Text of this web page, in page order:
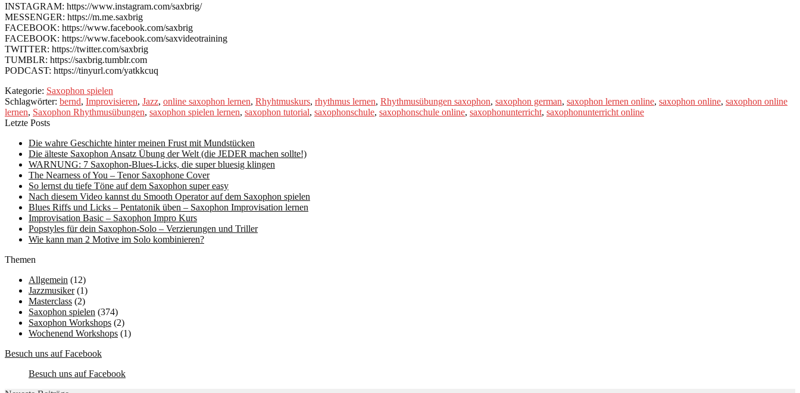
INSTAGRAM: https://www.instagram.com/saxbrig/
MESSENGER: https://m.me.saxbrig
FACEBOOK: https://www.facebook.com/saxbrig
FACEBOOK: https://www.facebook.com/saxvideotraining
TWITTER: https://twitter.com/saxbrig
TUMBLR: https://saxbrig.tumblr.com
PODCAST: https://tinyurl.com/yatkkcuq
Kategorie: Saxophon spielen
Schlagwörter: bernd, Improvisieren, Jazz, online saxophon lernen, Rhyhtmuskurs, rhythmus lernen, Rhythmusübungen saxophon, saxophon german, saxophon lernen online, saxophon online, saxophon online
lernen, Saxophon Rhythmusübungen, saxophon spielen lernen, saxophon tutorial, saxophonschule, saxophonschule online, saxophonunterricht, saxophonunterricht online
Letzte Posts
Die wahre Geschichte hinter meinen Frust mit Mundstücken
Die älteste Saxophon Ansatz Übung der Welt (die JEDER machen sollte!)
WARNUNG: 7 Saxophon-Blues-Licks, die super bluesig klingen
The Nearness of You – Tenor Saxophone Cover
So lernst du tiefe Töne auf dem Saxophon super easy
Nach diesem Video kannst du Smooth Operator auf dem Saxophon spielen
Blues Riffs und Licks – Pentatonik üben – Saxophon Improvisation lernen
Improvisation Basic – Saxophon Impro Kurs
Popstyles für dein Saxophon-Solo – Verzierungen und Triller
Wie kann man 2 Motive im Solo kombinieren?
Themen
Allgemein (12)
Jazzmusiker(1)
Masterclass (2)
Saxophon spielen (374)
Saxophon Workshops (2)
Wochenend Workshops (1)
Besuch uns auf Facebook
Besuch uns auf Facebook